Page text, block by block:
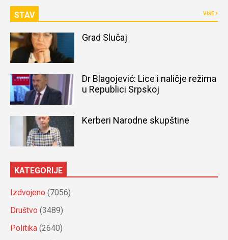
STAV VIŠE
Grad Slučaj
Dr Blagojević: Lice i naličje režima
u Republici Srpskoj
Kerberi Narodne skupštine
KATEGORIJE
Izdvojeno (7056)
Društvo (3489)
Politika (2640)